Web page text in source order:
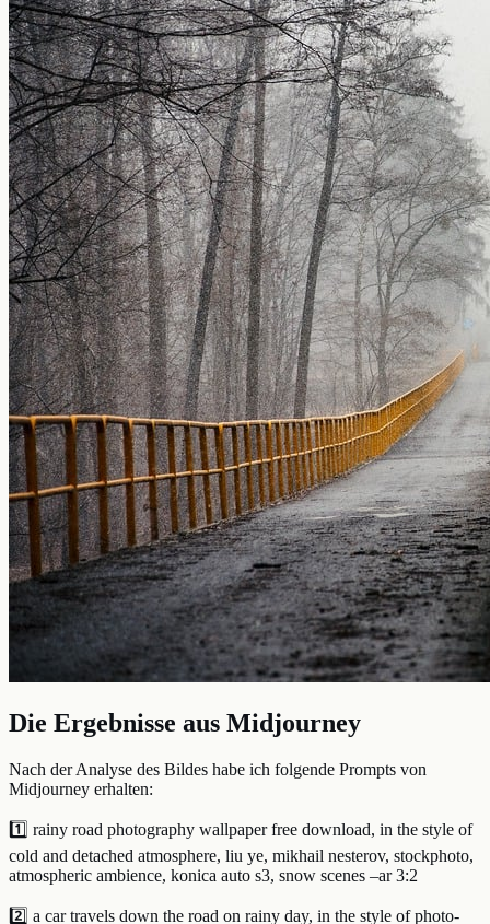
Die Ergebnisse aus Midjourney
Nach der Analyse des Bildes habe ich folgende Prompts von
Midjourney erhalten:
1️⃣ rainy road photography wallpaper free download, in the style of
cold and detached atmosphere, liu ye, mikhail nesterov, stockphoto,
atmospheric ambience, konica auto s3, snow scenes –ar 3:2
2️⃣ a car travels down the road on rainy day, in the style of photo-